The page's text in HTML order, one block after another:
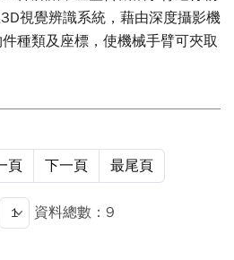
視覺辨識系統，藉由深度攝影機
種類及座標，使機械手臂可夾取
影像之函式庫，分別進行影像資
本文採用YOLOv2判別目標物體
廓搜尋方法找出物體之角度資
標點，並透過座標轉換的方式將
標，由TCP/IP通訊傳至運動控制
頁 下一頁 最尾頁
資料總數：9